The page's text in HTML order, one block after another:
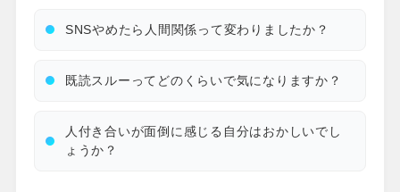
SNSやめたら人間関係って変わりましたか？
既読スルーってどのくらいで気になりますか？
人付き合いが面倒に感じる自分はおかしいでし
ょうか？